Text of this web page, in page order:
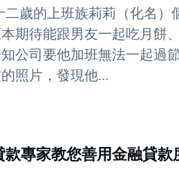
歲的上班族莉莉（化名）
期待能跟男友一起吃月餅
公司要他加班無法一起過節
照片，發現他...
專家教您善用金融貸款